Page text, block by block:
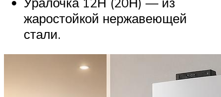
жаростойкой нержавеющей
стали.